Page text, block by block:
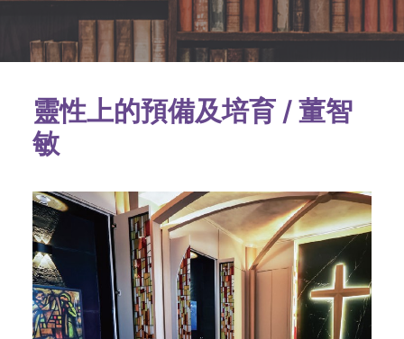
靈性上的預備及培育 /董智
敏